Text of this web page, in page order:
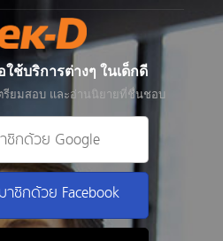
ช้บริการต่างๆ ในเด็กดี
รียมสอบ และอ่านนิยายที่ชื่นชอบ
ชิกด้วย Google
ชิกด้วย Facebook